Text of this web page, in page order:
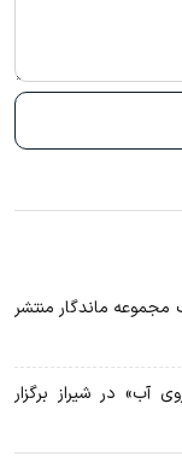
مجموعه ماندگار منتشر
در شیراز برگزار